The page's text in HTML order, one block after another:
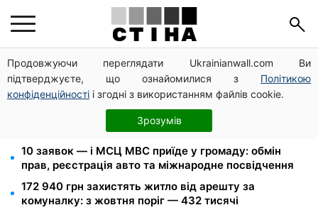
Продовжуючи переглядати Ukrainianwall.com Ви
підтверджуєте, що ознайомилися з Політикою
конфіденційності і згодні з використанням файлів cookie.
Зрозумів
125 грн за куб води: закон №4777 запустив подвійне
подорожчання тарифів у регіонах
Федоров звільнений і без бронювання: Камельчук
пропонує ексміністру мобілізацію на загальних
10 заявок — і МСЦ МВС приїде у громаду: обмін
прав, реєстрація авто та міжнародне посвідчення
172 940 грн захистять житло від арешту за
комуналку: з жовтня поріг — 432 тисячі